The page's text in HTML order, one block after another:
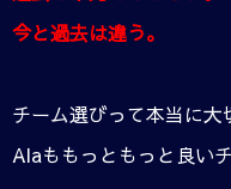
今と過去は違う。
チーム選びって本当に大
Alaももっともっと良い